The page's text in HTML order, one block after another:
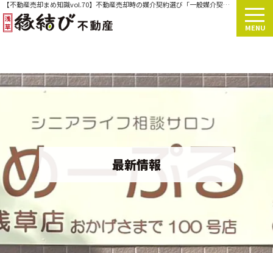
【不動産売却まめ知識vol.70】不動産売却時の媒介契約選び「一般媒介契約」
MENU
最新情報